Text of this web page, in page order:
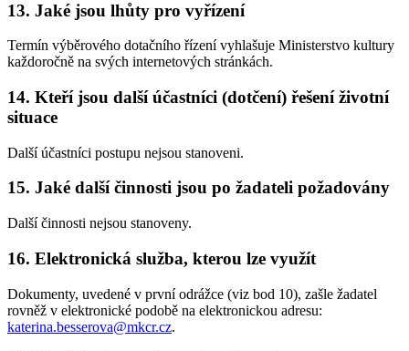
13. Jaké jsou lhůty pro vyřízení
Termín výběrového dotačního řízení vyhlašuje Ministerstvo kultury
každoročně na svých internetových stránkách.
14. Kteří jsou další účastníci (dotčení) řešení životní
situace
Další účastníci postupu nejsou stanoveni.
15. Jaké další činnosti jsou po žadateli požadovány
Další činnosti nejsou stanoveny.
16. Elektronická služba, kterou lze využít
Dokumenty, uvedené v první odrážce (viz bod 10), zašle žadatel
rovněž v elektronické podobě na elektronickou adresu:
katerina.besserova@mkcr.cz.